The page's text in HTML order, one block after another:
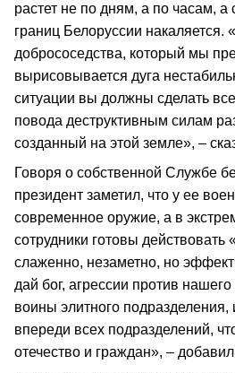
растет не по дням, а по часам, а
границ Белоруссии накаляется.
добрососедства, который мы
вырисовывается дуга
ситуации вы должны сделать
повода деструктивным силам
созданный на этой земле», –
Говоря о собственной Службе
президент заметил, что у ее
современное оружие, а в
сотрудники готовы действовать
слаженно, незаметно, но
дай бог, агрессии против
воины элитного
впереди всех подразделений,
отечество и граждан», –